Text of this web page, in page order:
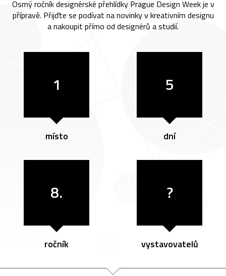
Osmý ročník designérské přehlídky Prague Design Week je v
přípravě. Přijďte se podívat na novinky v kreativním designu
a nakoupit přímo od designérů a studií.
1
místo
5
dní
8.
ročník
?
vystavovatelů